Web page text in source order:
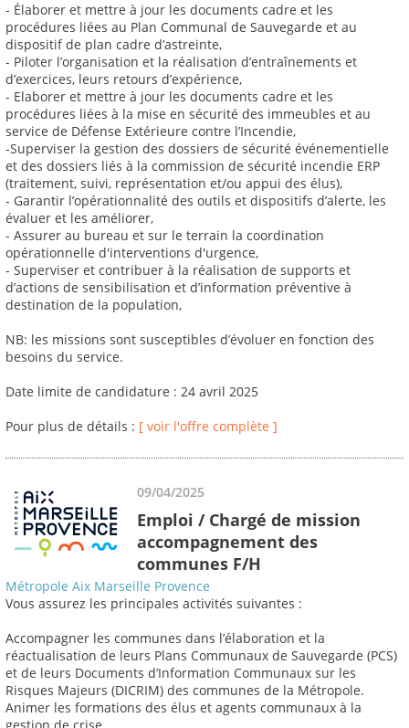
- Élaborer et mettre à jour les documents cadre et les
procédures liées au Plan Communal de Sauvegarde et au
dispositif de plan cadre d’astreinte,
- Piloter l’organisation et la réalisation d’entraînements et
d’exercices, leurs retours d’expérience,
- Elaborer et mettre à jour les documents cadre et les
procédures liées à la mise en sécurité des immeubles et au
service de Défense Extérieure contre l’Incendie,
-Superviser la gestion des dossiers de sécurité événementielle
et des dossiers liés à la commission de sécurité incendie ERP
(traitement, suivi, représentation et/ou appui des élus),
- Garantir l’opérationnalité des outils et dispositifs d’alerte, les
évaluer et les améliorer,
- Assurer au bureau et sur le terrain la coordination
opérationnelle d'interventions d'urgence,
- Superviser et contribuer à la réalisation de supports et
d’actions de sensibilisation et d’information préventive à
destination de la population,
NB: les missions sont susceptibles d’évoluer en fonction des
besoins du service.
Date limite de candidature : 24 avril 2025
Pour plus de détails : [ voir l'offre complète ]
09/04/2025
Emploi / Chargé de mission
accompagnement des
communes F/H
Métropole Aix Marseille Provence
Vous assurez les principales activités suivantes :
Accompagner les communes dans l’élaboration et la
réactualisation de leurs Plans Communaux de Sauvegarde (PCS)
et de leurs Documents d’Information Communaux sur les
Risques Majeurs (DICRIM) des communes de la Métropole.
Animer les formations des élus et agents communaux à la